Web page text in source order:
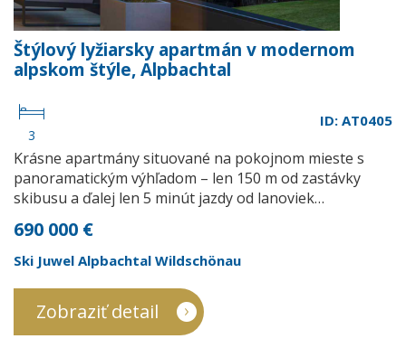
Štýlový lyžiarsky apartmán v modernom
alpskom štýle, Alpbachtal
3
ID: AT0405
Krásne apartmány situované na pokojnom mieste s
panoramatickým výhľadom – len 150 m od zastávky
skibusu a ďalej len 5 minút jazdy od lanoviek…
690 000 €
Ski Juwel Alpbachtal Wildschönau
Zobraziť detail